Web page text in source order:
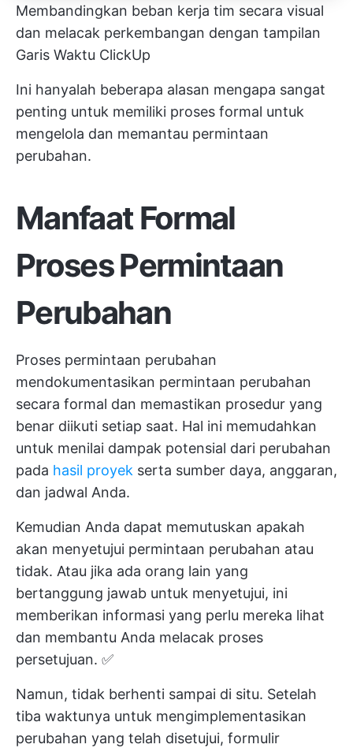
Membandingkan beban kerja tim secara visual
dan melacak perkembangan dengan tampilan
Garis Waktu ClickUp
Ini hanyalah beberapa alasan mengapa sangat
penting untuk memiliki proses formal untuk
mengelola dan memantau permintaan
perubahan.
Manfaat Formal
Proses Permintaan
Perubahan
Proses permintaan perubahan
mendokumentasikan permintaan perubahan
secara formal dan memastikan prosedur yang
benar diikuti setiap saat. Hal ini memudahkan
untuk menilai dampak potensial dari perubahan
pada hasil proyek serta sumber daya, anggaran,
dan jadwal Anda.
Kemudian Anda dapat memutuskan apakah
akan menyetujui permintaan perubahan atau
tidak. Atau jika ada orang lain yang
bertanggung jawab untuk menyetujui, ini
memberikan informasi yang perlu mereka lihat
dan membantu Anda melacak proses
persetujuan. ✅
Namun, tidak berhenti sampai di situ. Setelah
tiba waktunya untuk mengimplementasikan
perubahan yang telah disetujui, formulir